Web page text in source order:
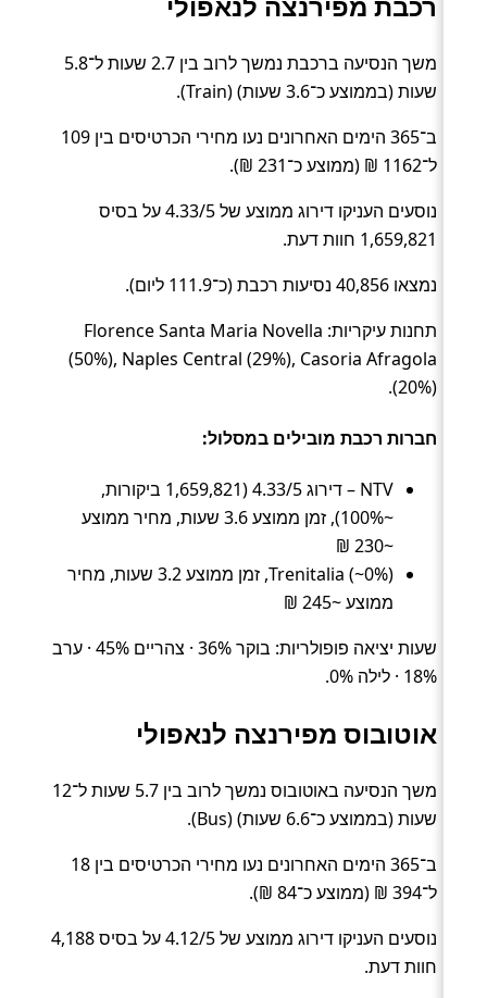
משך הנסיעה ברכבת נמשך לרוב בין 2.7 שעות ל־5.8
שעות (בממוצע כ־3.6 שעות) (Train).
ב־365 הימים האחרונים נעו מחירי הכרטיסים בין 109
ל־1162 ₪ (ממוצע כ־231 ₪).
נוסעים העניקו דירוג ממוצע של 4.33/5 על בסיס
1,659,821 חוות דעת.
נמצאו 40,856 נסיעות רכבת (כ־111.9 ליום).
תחנות עיקריות: Florence Santa Maria Novella
(50%), Naples Central (29%), Casoria Afragola
(20%).
חברות רכבת מובילים במסלול:
NTV – דירוג 4.33/5 (1,659,821 ביקורות,
~100%), זמן ממוצע 3.6 שעות, מחיר ממוצע
~230 ₪
Trenitalia (~0%), זמן ממוצע 3.2 שעות, מחיר
ממוצע ~245 ₪
שעות יציאה פופולריות: בוקר 36% · צהריים 45% · ערב
18% · לילה 0%.
אוטובוס מפירנצה לנאפולי
משך הנסיעה באוטובוס נמשך לרוב בין 5.7 שעות ל־12
שעות (בממוצע כ־6.6 שעות) (Bus).
ב־365 הימים האחרונים נעו מחירי הכרטיסים בין 18
ל־394 ₪ (ממוצע כ־84 ₪).
נוסעים העניקו דירוג ממוצע של 4.12/5 על בסיס 4,188
חוות דעת.